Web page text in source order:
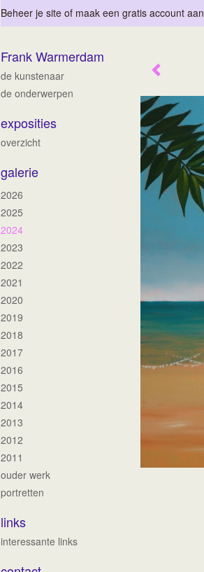
Beheer je site of maak een gratis account aan
Frank Warmerdam
de kunstenaar
de onderwerpen
exposities
overzicht
galerie
2026
2025
2024
2023
2022
2021
2020
2019
2018
2017
2016
2015
2014
2013
2012
2011
ouder werk
portretten
links
interessante links